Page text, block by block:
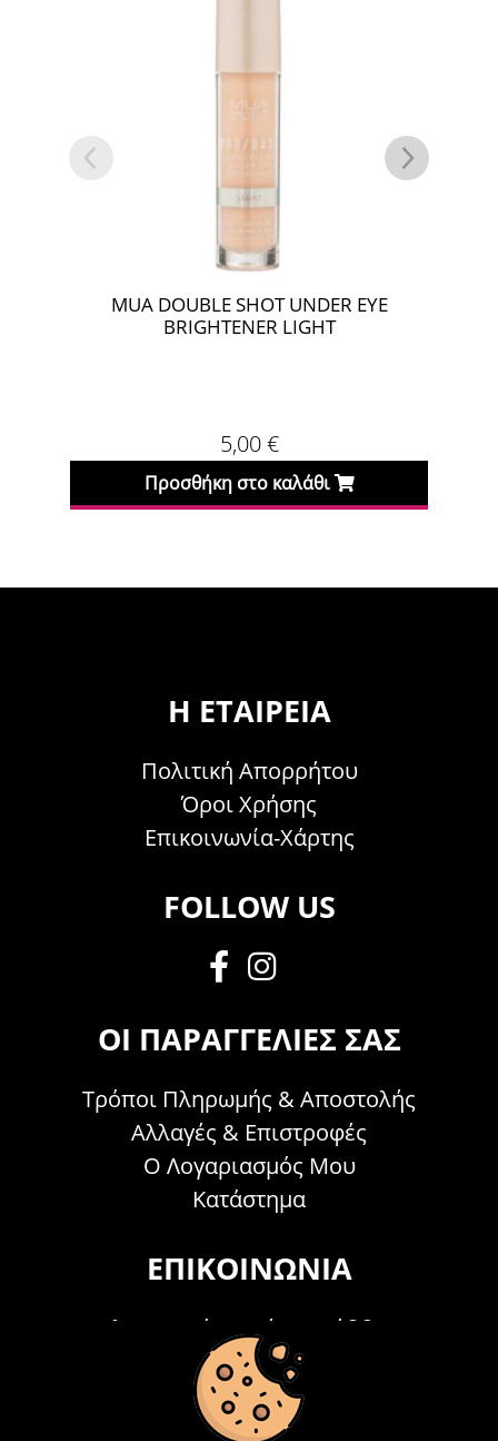
MUA DOUBLE SHOT UNDER EYE
BRIGHTENER LIGHT
5,00€
Προσθήκη στο καλάθι
Η ΕΤΑΙΡΕΊΑ
Πολιτική Απορρήτου
Όροι Χρήσης
Επικοινωνία-Χάρτης
FOLLOW US
ΟΙ ΠΑΡΑΓΓΕΛΊΕΣ ΣΑΣ
Τρόποι Πληρωμής & Αποστολής
Αλλαγές & Επιστροφές
Ο Λογαριασμός Μου
Κατάστημα
ΕΠΙΚΟΙΝΩΝΊΑ
Τηλεφωνικά Δευτέρα - Σάββατο
09:00 - 15:00
Τ: 26214 00104
info@acosmetics.gr